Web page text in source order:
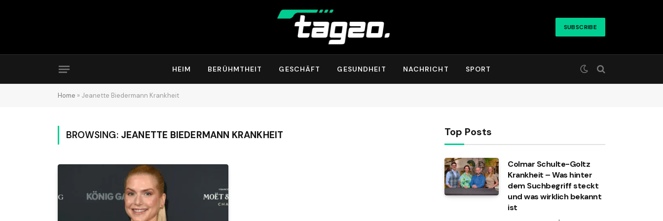
SUBSCRIBE
HEIM BERÜHMTHEIT GESCHÄFT GESUNDHEIT NACHRICHT SPORT
Home » Jeanette Biedermann Krankheit
BROWSING: JEANETTE BIEDERMANN KRANKHEIT Top Posts
Colmar Schulte-Goltz
Krankheit – Was hinter
dem Suchbegriff steckt
und was wirklich bekannt
ist